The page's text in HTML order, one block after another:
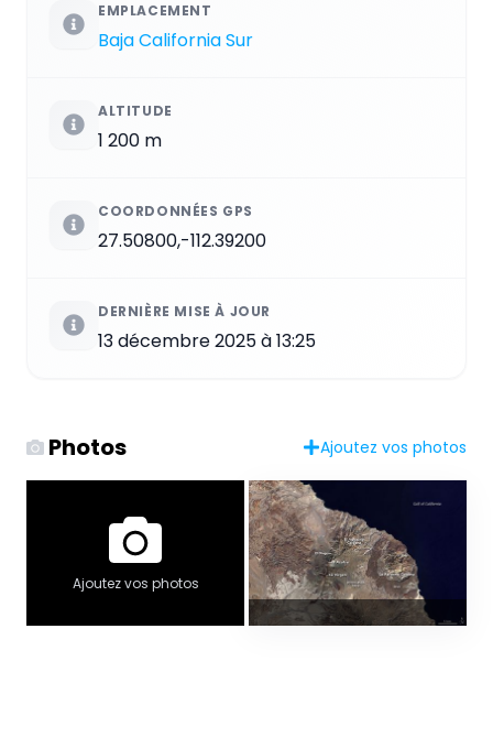
EMPLACEMENT
Baja California Sur
ALTITUDE
1 200 m
COORDONNÉES GPS
27.50800,-112.39200
DERNIÈRE MISE À JOUR
13 décembre 2025 à 13:25
Photos Ajoutez vos photos
Ajoutez vos photos